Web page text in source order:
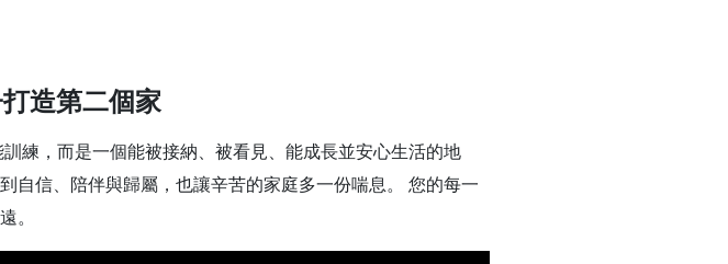
造第二個家
練，而是一個能被接納、被看見、能成長並安心生活的地
自信、陪伴與歸屬，也讓辛苦的家庭多一份喘息。 您的每一
。